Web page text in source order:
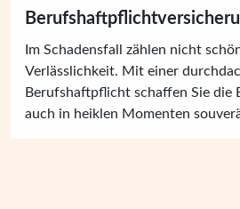
Im Schadensfall zählen nicht
Verlässlichkeit. Mit einer
Berufshaftpflicht schaffen Sie die
auch in heiklen Momenten